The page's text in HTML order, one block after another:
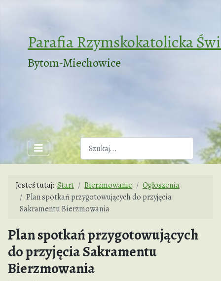
Parafia Rzymskokatolicka
Bytom-Miechowice
Szukaj
Jesteś tutaj: Start Bierzmowanie
Ogłoszenia
Plan spotkań przygotowujących do przyjęcia
Sakramentu Bierzmowania
Plan spotkań przygotowujących
do przyjęcia Sakramentu
Bierzmowania